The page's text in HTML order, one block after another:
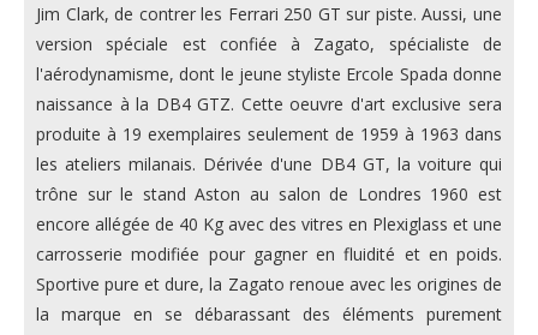
Jim Clark, de contrer les Ferrari 250 GT sur piste. Aussi, une
version spéciale est confiée à Zagato, spécialiste de
l'aérodynamisme, dont le jeune styliste Ercole Spada donne
naissance à la DB4 GTZ. Cette oeuvre d'art exclusive sera
produite à 19 exemplaires seulement de 1959 à 1963 dans
les ateliers milanais. Dérivée d'une DB4 GT, la voiture qui
trône sur le stand Aston au salon de Londres 1960 est
encore allégée de 40 Kg avec des vitres en Plexiglass et une
carrosserie modifiée pour gagner en fluidité et en poids.
Sportive pure et dure, la Zagato renoue avec les origines de
la marque en se débarassant des éléments purement